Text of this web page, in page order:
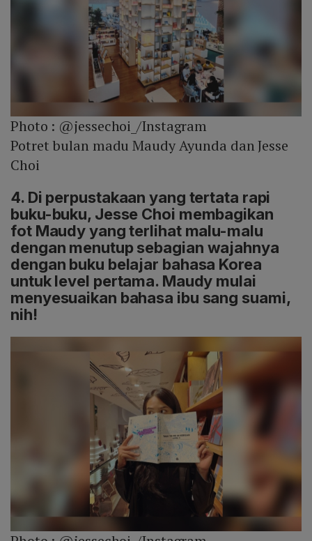
Photo : @jessechoi_/Instagram
Potret bulan madu Maudy Ayunda dan Jesse
Choi
4. Di perpustakaan yang tertata rapi
buku-buku, Jesse Choi membagikan
fot Maudy yang terlihat malu-malu
dengan menutup sebagian wajahnya
dengan buku belajar bahasa Korea
untuk level pertama. Maudy mulai
menyesuaikan bahasa ibu sang suami,
nih!